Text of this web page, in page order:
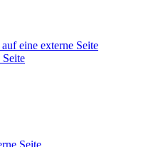
eine externe Seite
Seite